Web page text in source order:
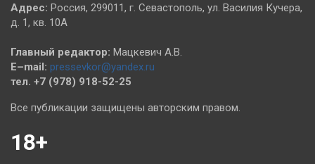
Адрес: Россия, 299011, г. Севастополь, ул. Василия Кучера,
д. 1, кв. 10А
Главный редактор: Мацкевич А.В.
E–mail: pressevkor@yandex.ru
тел. +7 (978) 918-52-25
Все публикации защищены авторским правом.
18+